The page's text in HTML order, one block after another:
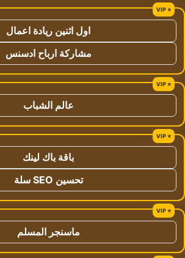
اول اثنين ريادة اعمال
مشاركة ارباح ادسنس
عالم الشباب
باقة باك لينك
تحسين SEO سلة
ماسنجر المسلم